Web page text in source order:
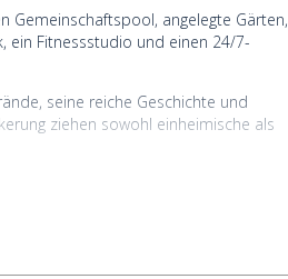
Gemeinschaftspool, angelegte Gärten,
ein Fitnessstudio und einen 24/7-
seine reiche Geschichte und
ziehen sowohl einheimische als